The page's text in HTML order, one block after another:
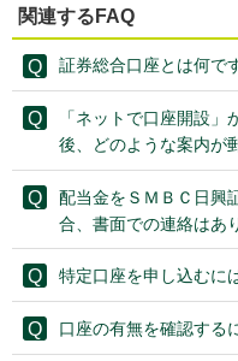
関連するFAQ
証券総合口座とは何で
「ネットで口座開設
後、どのような案内が
配当金をＳＭＢＣ日興
合、書面での連絡はあ
特定口座を申し込むに
口座の有無を確認する